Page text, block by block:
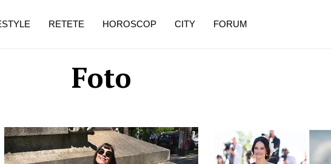
Foto
RETETE HOROSCOP CITY FORUM
de dureroasă este investigația